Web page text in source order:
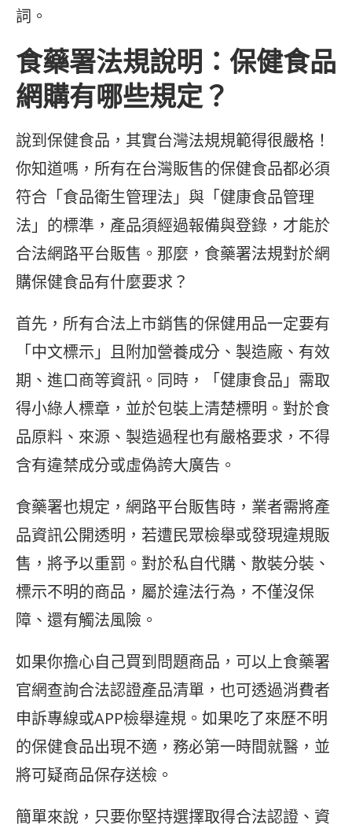
詞。
食藥署法規說明：保健食品
網購有哪些規定？
說到保健食品，其實台灣法規規範得很嚴格！
你知道嗎，所有在台灣販售的保健食品都必須
符合「食品衛生管理法」與「健康食品管理
法」的標準，產品須經過報備與登錄，才能於
合法網路平台販售。那麼，食藥署法規對於網
購保健食品有什麼要求？
首先，所有合法上市銷售的保健用品一定要有
「中文標示」且附加營養成分、製造廠、有效
期、進口商等資訊。同時，「健康食品」需取
得小綠人標章，並於包裝上清楚標明。對於食
品原料、來源、製造過程也有嚴格要求，不得
含有違禁成分或虛偽誇大廣告。
食藥署也規定，網路平台販售時，業者需將產
品資訊公開透明，若遭民眾檢舉或發現違規販
售，將予以重罰。對於私自代購、散裝分裝、
標示不明的商品，屬於違法行為，不僅沒保
障、還有觸法風險。
如果你擔心自己買到問題商品，可以上食藥署
官網查詢合法認證產品清單，也可透過消費者
申訴專線或APP檢舉違規。如果吃了來歷不明
的保健食品出現不適，務必第一時間就醫，並
將可疑商品保存送檢。
簡單來說，只要你堅持選擇取得合法認證、資